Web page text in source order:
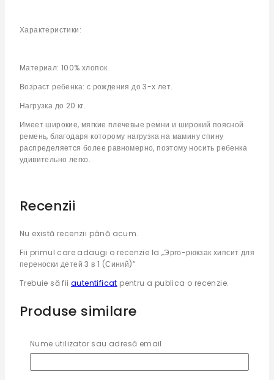
Характеристики:
Материал: 100% хлопок.
Возраст ребенка: с рождения до 3-х лет.
Нагрузка до 20 кг.
Имеет широкие, мягкие плечевые ремни и широкий поясной
ремень, благодаря которому нагрузка на мамину спину
распределяется более равномерно, поэтому носить ребенка
удивительно легко.
Recenzii
Nu există recenzii până acum.
Fii primul care adaugi o recenzie la „Эрго-рюкзак хипсит для
переноски детей 3 в 1 (Синий)”
Trebuie să fiiautentificat pentru a publica o recenzie.
Produse similare
Эрго-рюкзак хипсит для переноски детей 3 в 1
Nume utilizator sau adresă email